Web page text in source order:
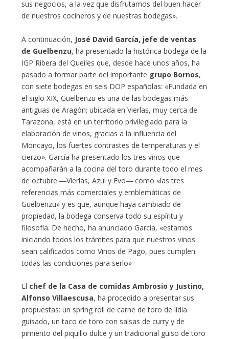
sus negocios, a la vez que disfrutamos del buen hacer
de nuestros cocineros y de nuestras bodegas».
A continuación, José David García, jefe de ventas
de Guelbenzu, ha presentado la histórica bodega de la
IGP Ribera del Queiles que, desde hace unos años, ha
pasado a formar parte del importante grupo Bornos,
con siete bodegas en seis DOP españolas: «Fundada en
el siglo XIX, Guelbenzu es una de las bodegas más
antiguas de Aragón; ubicada en Vierlas, muy cerca de
Tarazona, está en un territorio privilegiado para la
elaboración de vinos, gracias a la influencia del
Moncayo, los fuertes contrastes de temperaturas y el
cierzo». García ha presentado los tres vinos que
acompañarán a la cocina del toro durante todo el mes
de octubre ―Vierlas, Azul y Evo― como «las tres
referencias más comerciales y emblemáticas de
Guelbenzu» y es que, aunque haya cambiado de
propiedad, la bodega conserva todo su espíritu y
filosofía. De hecho, ha anunciado García, «estamos
iniciando todos los trámites para que nuestros vinos
sean calificados como Vinos de Pago, pues cumplen
todas las condiciones para serlo»-
El chef de la Casa de comidas Ambrosio y Justino,
Alfonso Villaescusa, ha procedido a presentar sus
propuestas: un spring roll de carne de toro de lidia
guisado, un taco de toro con salsas de curry y de
pimiento del piquillo dulce y un tradicional guiso de toro